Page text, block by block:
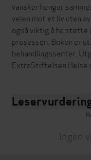
vansker henger
veien mot et liv uten
også viktig å ha støtte
prosessen. Boken er
behandlingssenter.
Ingen